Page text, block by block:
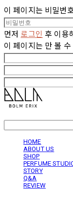
이 페이지는 비밀번
먼저 로그인 후 이용
이 페이지는 만 볼
HOME
ABOUT US
SHOP
PERFUME
STORY
Q&A
REVIEW